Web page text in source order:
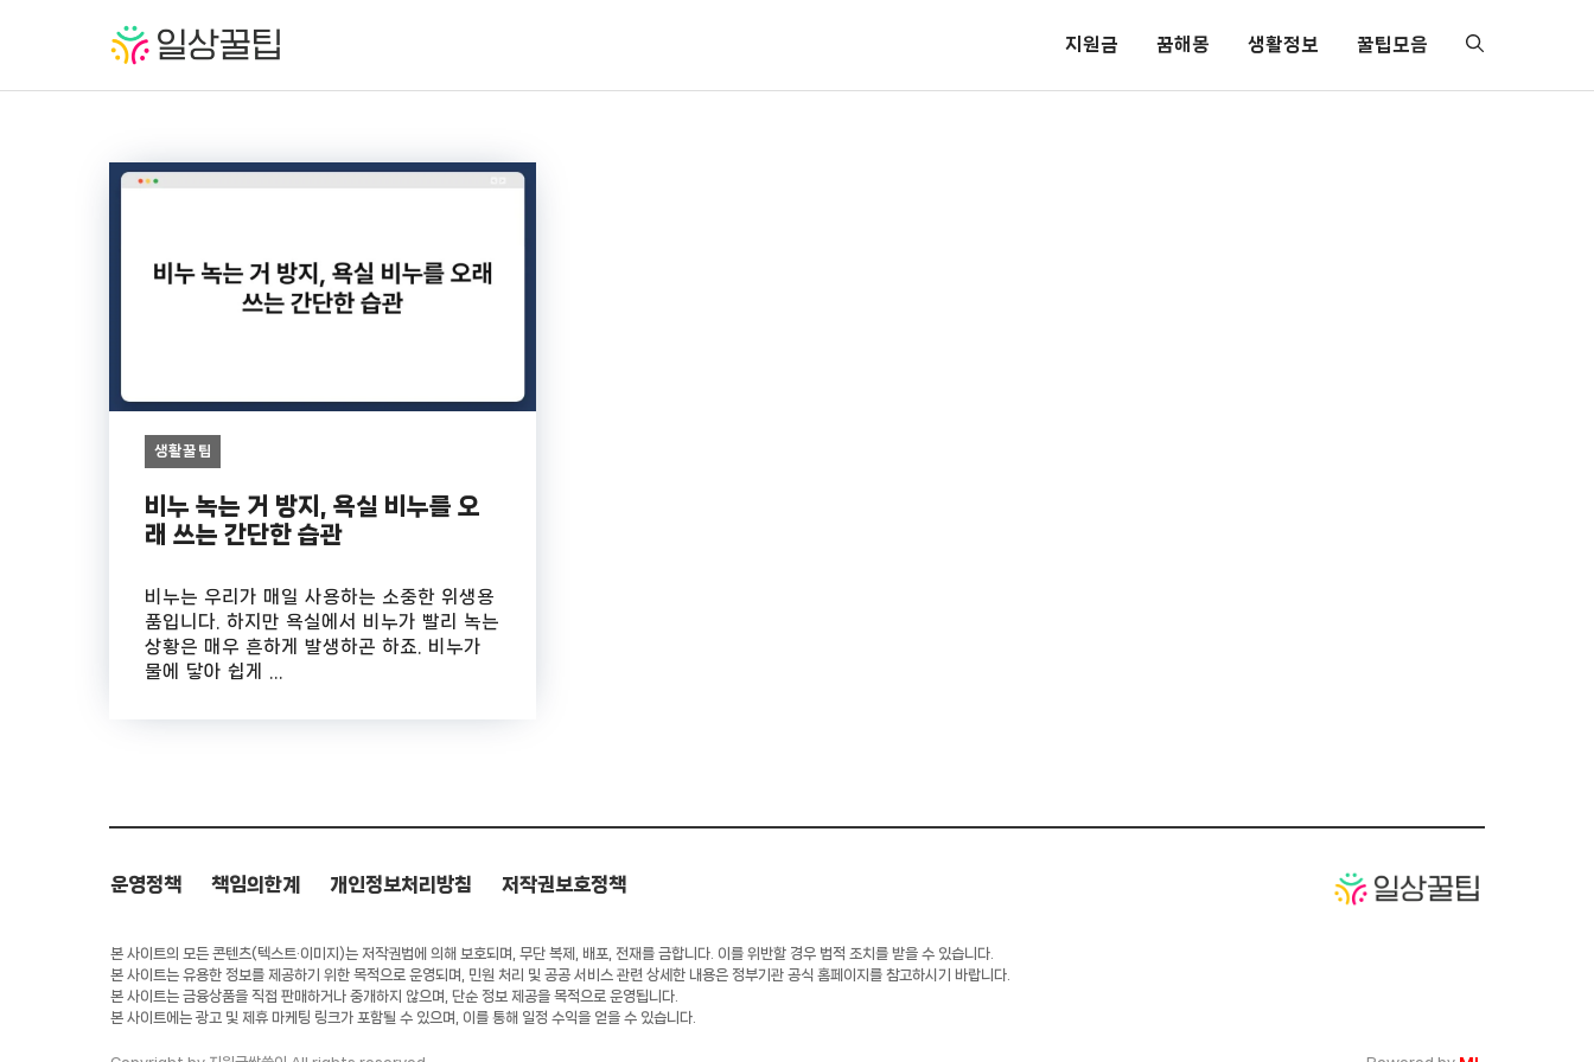
지원금 꿈해몽 생활정보 꿀팁모음
생활꿀팁
비누 녹는 거 방지, 욕실 비누를 오
래 쓰는 간단한 습관
비누는 우리가 매일 사용하는 소중한 위생용
품입니다. 하지만 욕실에서 비누가 빨리 녹는
상황은 매우 흔하게 발생하곤 하죠. 비누가
물에 닿아 쉽게 ...
운영정책 책임의한계 개인정보처리방침 저작권보호정책
본 사이트의 모든 콘텐츠(텍스트·이미지)는 저작권법에 의해 보호되며, 무단 복제, 배포, 전재를 금합니다. 이를 위반할 경우 법적 조치를 받을 수 있습니다.
본 사이트는 유용한 정보를 제공하기 위한 목적으로 운영되며, 민원 처리 및 공공 서비스 관련 상세한 내용은 정부기관 공식 홈페이지를 참고하시기 바랍니다.
본 사이트는 금융상품을 직접 판매하거나 중개하지 않으며, 단순 정보 제공을 목적으로 운영됩니다.
본 사이트에는 광고 및 제휴 마케팅 링크가 포함될 수 있으며, 이를 통해 일정 수익을 얻을 수 있습니다.